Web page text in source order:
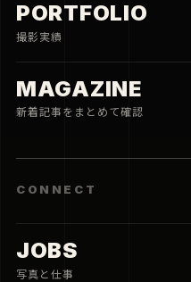
PORTFOLIO
撮影実績
MAGAZINE
新着記事をまとめて確認
CONNECT
JOBS
写真と仕事